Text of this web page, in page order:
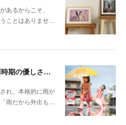
あるからこそ、
ことはありませ…
雨が主役の撮影シーン。梅雨時期の優しさを切り取る撮影テクニック
れ、本格的に雨が
雨だから外出も…